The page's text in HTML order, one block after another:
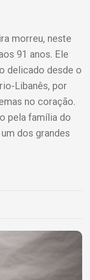
morreu, neste
91 anos. Ele
delicado desde o
Libanês, por
no coração.
pela família do
dos grandes